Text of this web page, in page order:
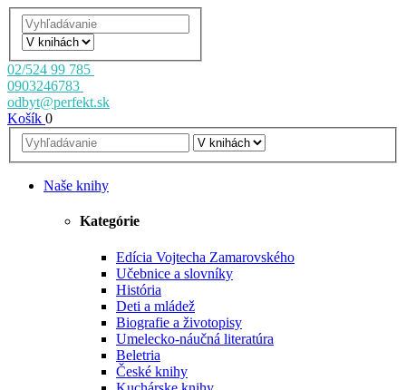
02/524 99 785
0903246783
odbyt@perfekt.sk
Košík 0
Naše knihy
Kategórie
Edícia Vojtecha Zamarovského
Učebnice a slovníky
História
Deti a mládež
Biografie a životopisy
Umelecko-náučná literatúra
Beletria
České knihy